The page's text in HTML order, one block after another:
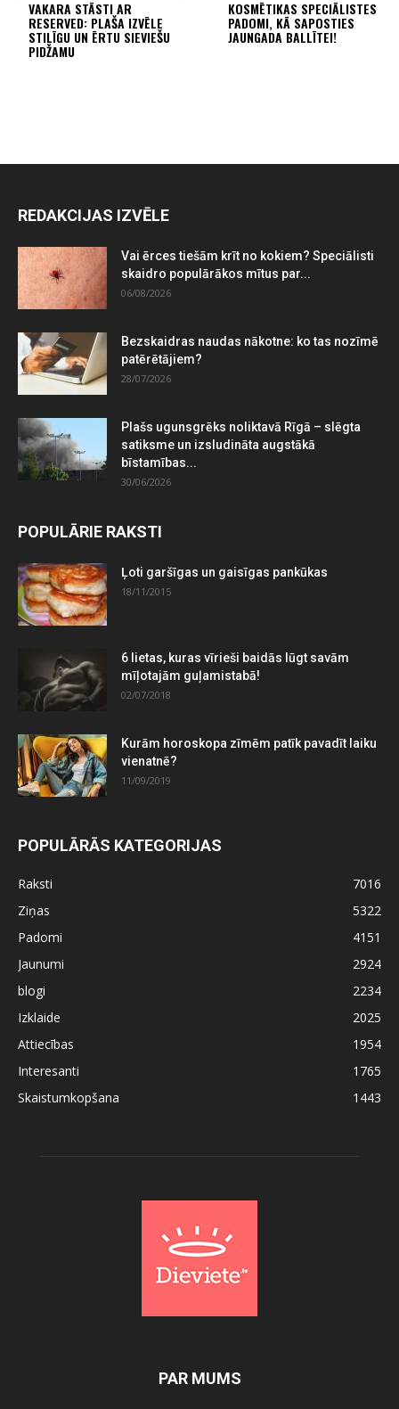
VAKARA STĀSTI AR
RESERVED: PLAŠA IZVĒLE
STILĪGU UN ĒRTU SIEVIEŠU
PIDŽAMU
KOSMĒTIKAS SPECIĀLISTES
PADOMI, KĀ SAPOSTIES
JAUNGADA BALLĪTEI!
REDAKCIJAS IZVĒLE
Vai ērces tiešām krīt no kokiem? Speciālisti
skaidro populārākos mītus par...
06/08/2026
Bezskaidras naudas nākotne: ko tas nozīmē
patērētājiem?
28/07/2026
Plašs ugunsgrēks noliktavā Rīgā – slēgta
satiksme un izsludināta augstākā
bīstamības...
30/06/2026
POPULĀRIE RAKSTI
Ļoti garšīgas un gaisīgas pankūkas
18/11/2015
6 lietas, kuras vīrieši baidās lūgt savām
mīļotajām guļamistabā!
02/07/2018
Kurām horoskopa zīmēm patīk pavadīt laiku
vienatnē?
11/09/2019
POPULĀRĀS KATEGORIJAS
Raksti
7016
Ziņas
5322
Padomi
4151
Jaunumi
2924
blogi
2234
Izklaide
2025
Attiecības
1954
Interesanti
1765
Skaistumkopšana
1443
PAR MUMS